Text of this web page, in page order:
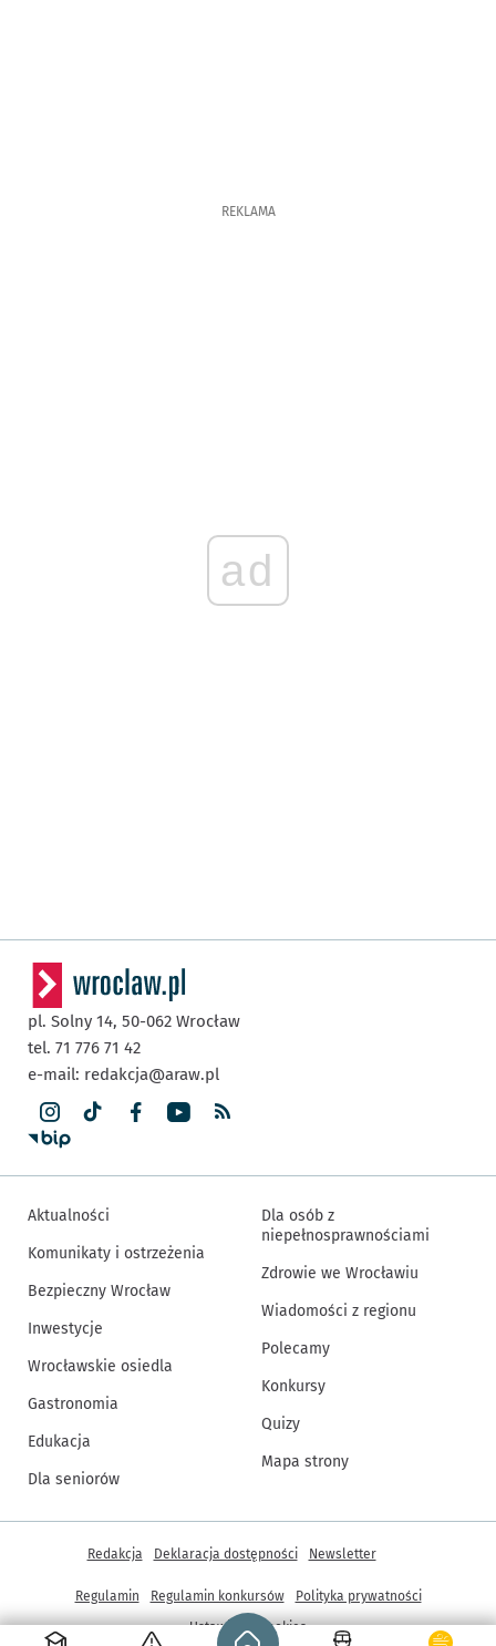
REKLAMA
ad
Strona główna - wroclaw.pl
pl. Solny 14, 50-062 Wrocław
tel. 71 776 71 42
e-mail: redakcja@araw.pl
Aktualności
Komunikaty i ostrzeżenia
Bezpieczny Wrocław
Inwestycje
Wrocławskie osiedla
Gastronomia
Edukacja
Dla seniorów
Dla osób z
niepełnosprawnościami
Zdrowie we Wrocławiu
Wiadomości z regionu
Polecamy
Konkursy
Quizy
Mapa strony
Inne informacje
Redakcja Deklaracja dostępności Newsletter
Regulamin Regulamin konkursów
Polityka prywatności
Ustawienia cookies